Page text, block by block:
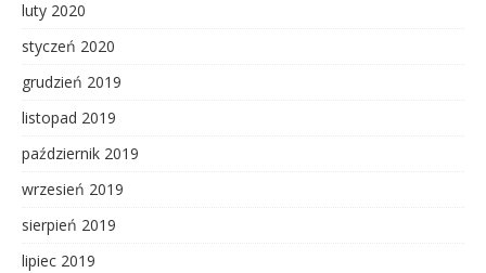
luty 2020
styczeń 2020
grudzień 2019
listopad 2019
październik 2019
wrzesień 2019
sierpień 2019
lipiec 2019